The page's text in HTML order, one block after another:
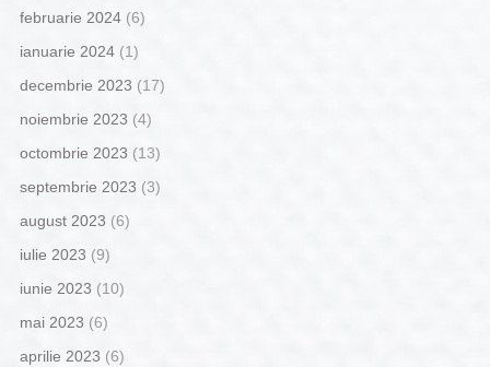
februarie 2024(6)
ianuarie 2024(1)
decembrie 2023 (17)
noiembrie 2023 (4)
octombrie 2023 (13)
septembrie 2023 (3)
august 2023 (6)
iulie 2023 (9)
iunie 2023 (10)
mai 2023 (6)
aprilie 2023 (6)